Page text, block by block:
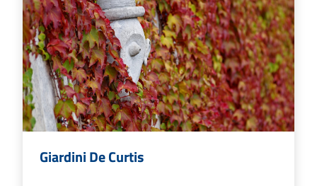
Giardini De Curtis